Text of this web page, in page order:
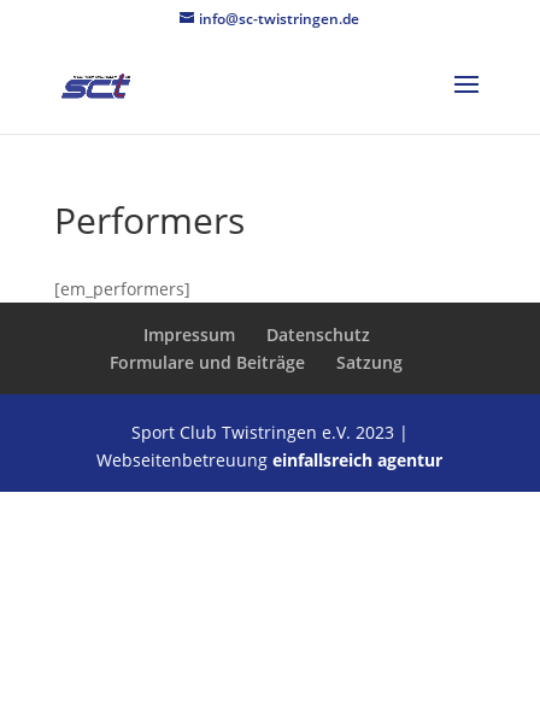
info@sc-twistringen.de
Performers
[em_performers]
Impressum
Datenschutz
Formulare und Beiträge
Satzung
Sport Club Twistringen e.V. 2023 |
Webseitenbetreuungeinfallsreich agentur